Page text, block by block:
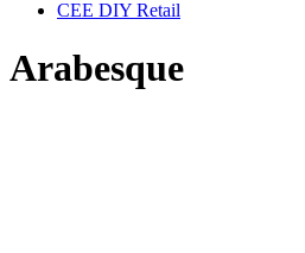
CEE DIY Retail
Arabesque